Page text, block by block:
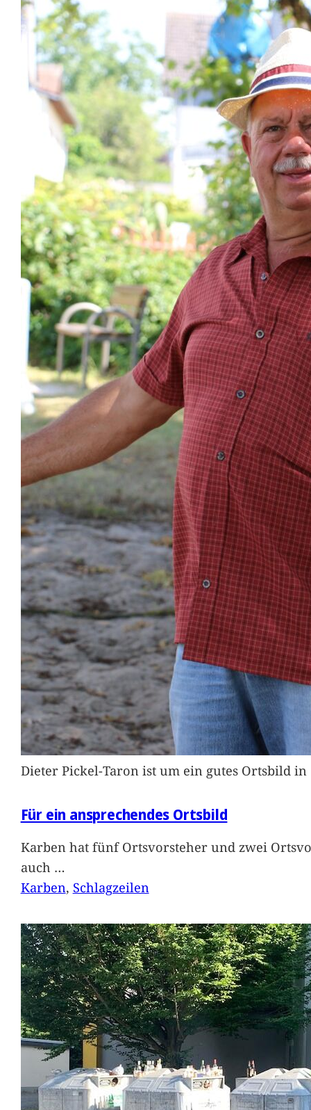
Dieter Pickel-Taron ist um ein gutes Ortsbild
Für ein ansprechendes Ortsbild
Karben hat fünf Ortsvorsteher und zwei
auch …
Karben, Schlagzeilen